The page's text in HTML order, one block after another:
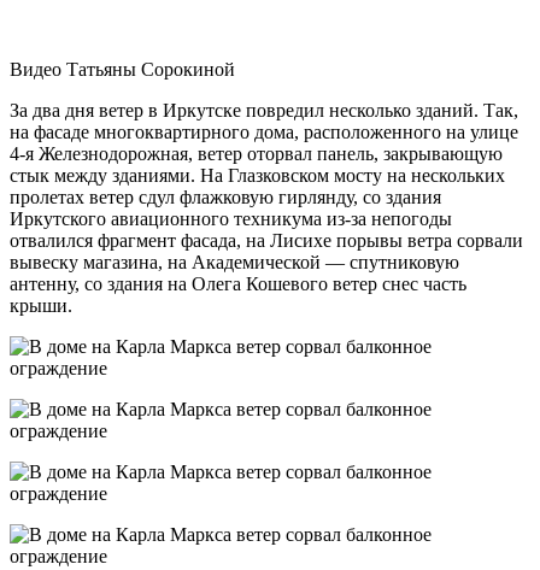
Видео Татьяны Сорокиной
За два дня ветер в Иркутске повредил несколько зданий. Так,
на фасаде многоквартирного дома, расположенного на улице
4-я Железнодорожная, ветер оторвал панель, закрывающую
стык между зданиями. На Глазковском мосту на нескольких
пролетах ветер сдул флажковую гирлянду, со здания
Иркутского авиационного техникума из-за непогоды
отвалился фрагмент фасада, на Лисихе порывы ветра сорвали
вывеску магазина, на Академической — спутниковую
антенну, со здания на Олега Кошевого ветер снес часть
крыши.